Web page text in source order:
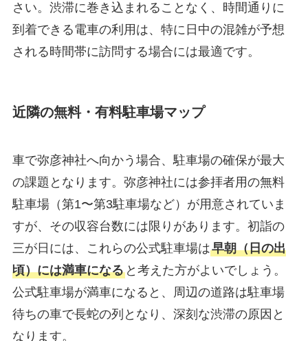
さい。渋滞に巻き込まれることなく、時間通りに
到着できる電車の利用は、特に日中の混雑が予想
される時間帯に訪問する場合には最適です。
近隣の無料・有料駐車場マップ
車で弥彦神社へ向かう場合、駐車場の確保が最大
の課題となります。弥彦神社には参拝者用の無料
駐車場（第1〜第3駐車場など）が用意されていま
すが、その収容台数には限りがあります。初詣の
三が日には、これらの公式駐車場は早朝（日の出
頃）には満車になると考えた方がよいでしょう。
公式駐車場が満車になると、周辺の道路は駐車場
待ちの車で長蛇の列となり、深刻な渋滞の原因と
なります。